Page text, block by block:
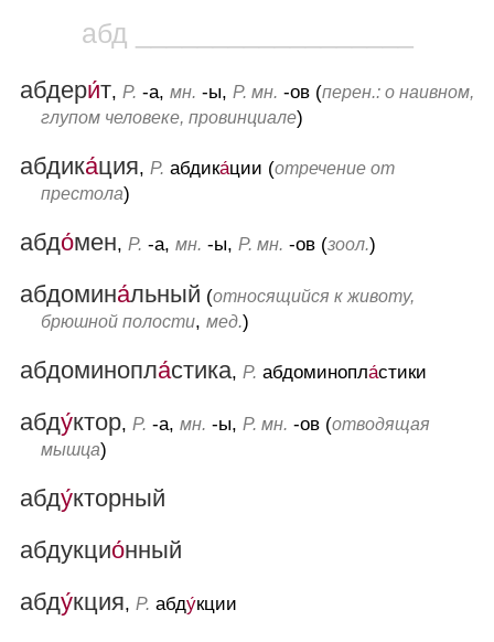
абд __________________
абдери́т, Р. -а, мн. -ы, Р. мн. -ов (перен.: о наивном,
глупом человеке, провинциале)
абдика́ция, Р. абдика́ции (отречение от
престола)
абдо́мен, Р. -а, мн. -ы, Р. мн. -ов (зоол.)
абдомина́льный (относящийся к животу,
брюшной полости, мед.)
абдоминопла́стика, Р. абдоминопла́стики
абду́ктор, Р. -а, мн. -ы, Р. мн. -ов (отводящая
мышца)
абду́кторный
абдукцио́нный
абду́кция, Р. абду́кции